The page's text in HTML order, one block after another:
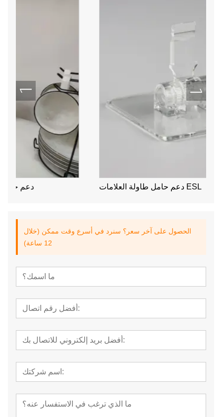
دعم حامل طاولة العلامات ESL
الحصول على آخر سعر؟ سنرد في أسرع وقت ممكن (خلال
12 ساعة)